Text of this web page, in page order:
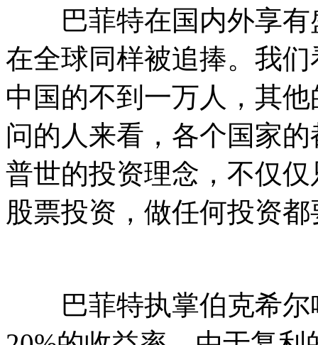
巴菲特在国内外享有
在全球同样被追捧。我
中国的不到一万人，其
问的人来看，各个国家
普世的投资理念，不仅
股票投资，做任何投资
巴菲特执掌伯克希尔